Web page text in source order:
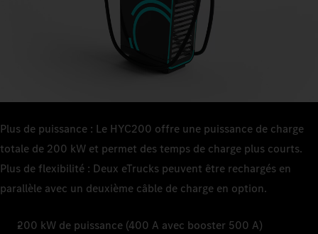
Plus de puissance : Le HYC200 offre une puissance de charge
totale de 200 kW et permet des temps de charge plus courts.
Plus de flexibilité : Deux eTrucks peuvent être rechargés en
parallèle avec un deuxième câble de charge en option.
200 kW de puissance (400 A avec booster 500 A)